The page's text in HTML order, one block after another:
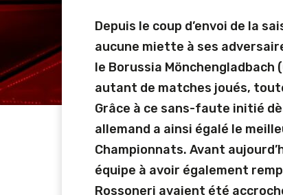
Depuis le coup d’envoi de la
aucune miette à ses
le Borussia Mönchengladbach
autant de matches joués,
Grâce à ce sans-faute initié
allemand a ainsi égalé le
Championnats. Avant
équipe à avoir également
Rossoneri avaient été